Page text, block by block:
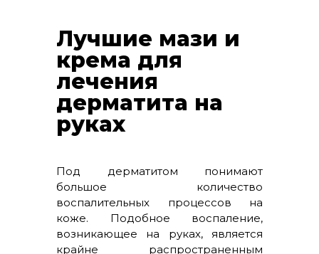
Лучшие мази и
крема для
лечения
дерматита на
руках
Под дерматитом понимают
большое количество
воспалительных процессов на
коже. Подобное воспаление,
возникающее на руках, является
крайне распространенным